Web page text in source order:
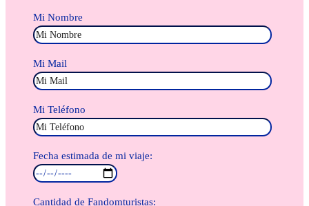
Mi Nombre
Mi Mail
Mi Teléfono
Fecha estimada de mi viaje:
Cantidad de Fandomturistas: